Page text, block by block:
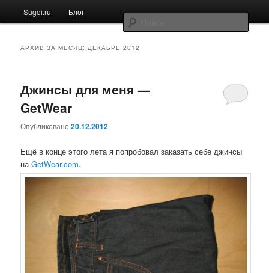
Блог на Sugoi.ru
Перейти к основному содержимому
Перейти к дополнительному содержимому
Sugoi.ru Блог
АРХИВ ЗА МЕСЯЦ:ДЕКАБРЬ 2012
Джинсы для меня —
GetWear
Опубликовано20.12.2012
Ещё в конце этого лета я попробовал заказать себе джинсы
наGetWear.com.